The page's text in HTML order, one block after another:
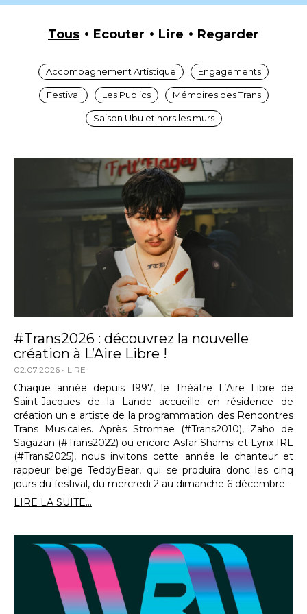
Tous Ecouter Lire Regarder
Accompagnement Artistique Engagements
Festival Les Publics Mémoires des Trans
Saison Ubu et hors les murs
#Trans2026 : découvrez la nouvelle
création à L’Aire Libre !
02.07.2026 LIRE
Chaque année depuis 1997, le Théâtre L’Aire Libre de
Saint-Jacques de la Lande accueille en résidence de
création un·e artiste de la programmation des Rencontres
Trans Musicales. Après Stromae (#Trans2010), Zaho de
Sagazan (#Trans2022) ou encore Asfar Shamsi et Lynx IRL
(#Trans2025), nous invitons cette année le chanteur et
rappeur belge TeddyBear, qui se produira donc les cinq
jours du festival, du mercredi 2 au dimanche 6 décembre.
LIRE LA SUITE...